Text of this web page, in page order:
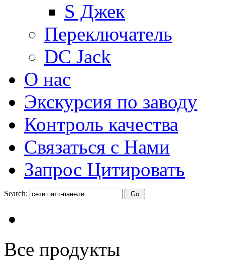
S Джек
Переключатель
DC Jack
О нас
Экскурсия по заводу
Контроль качества
Связаться с Нами
Запрос Цитировать
Search:
Все продукты